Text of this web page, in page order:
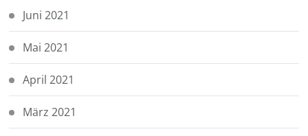
Juni 2021
Mai 2021
April 2021
März 2021